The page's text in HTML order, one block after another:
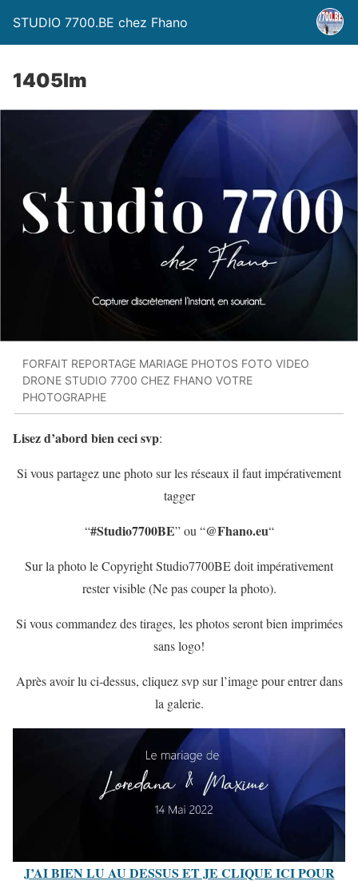
STUDIO 7700.BE chez Fhano
1405lm
FORFAIT REPORTAGE MARIAGE PHOTOS FOTO VIDEO
DRONE STUDIO 7700 CHEZ FHANO VOTRE
PHOTOGRAPHE
Lisez d’abord bien ceci svp:
Si vous partagez une photo sur les réseaux il faut impérativement
tagger
“#Studio7700BE” ou “@Fhano.eu“
Sur la photo le Copyright Studio7700BE doit impérativement
rester visible (Ne pas couper la photo).
Si vous commandez des tirages, les photos seront bien imprimées
sans logo!
Après avoir lu ci-dessus, cliquez svp sur l’image pour entrer dans
la galerie.
J’AI BIEN LU AU DESSUS ET JE CLIQUE ICI POUR